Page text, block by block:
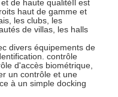
de haute qualitéIl est
haut de gamme et
les clubs, les
de villas, les halls
divers équipements de
contrôle
d'accès biométrique,
un contrôle et une
à un simple docking